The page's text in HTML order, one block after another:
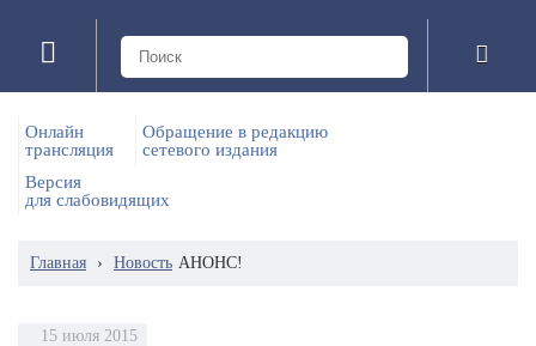
Онлайн
трансляция
Обращение в редакцию
сетевого издания
Версия
для слабовидящих
Главная › Новость АНОНС!
15 июля 2015